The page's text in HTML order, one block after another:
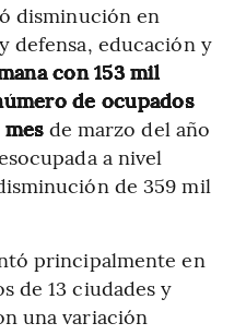
disminución en
defensa, educación y
con 153 mil
de ocupados
de marzo del año
a nivel
de 359 mil
principalmente en
de 13 ciudades y
una variación